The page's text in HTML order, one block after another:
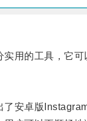
的工具，它可
卓版Instagram